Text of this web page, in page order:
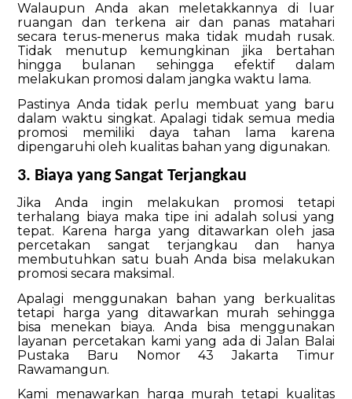
Walaupun Anda akan meletakkannya di luar
ruangan dan terkena air dan panas matahari
secara terus-menerus maka tidak mudah rusak.
Tidak menutup kemungkinan jika bertahan
hingga bulanan sehingga efektif dalam
melakukan promosi dalam jangka waktu lama.
Pastinya Anda tidak perlu membuat yang baru
dalam waktu singkat. Apalagi tidak semua media
promosi memiliki daya tahan lama karena
dipengaruhi oleh kualitas bahan yang digunakan.
3. Biaya yang Sangat Terjangkau
Jika Anda ingin melakukan promosi tetapi
terhalang biaya maka tipe ini adalah solusi yang
tepat. Karena harga yang ditawarkan oleh jasa
percetakan sangat terjangkau dan hanya
membutuhkan satu buah Anda bisa melakukan
promosi secara maksimal.
Apalagi menggunakan bahan yang berkualitas
tetapi harga yang ditawarkan murah sehingga
bisa menekan biaya. Anda bisa menggunakan
layanan percetakan kami yang ada di Jalan Balai
Pustaka Baru Nomor 43 Jakarta Timur
Rawamangun.
Kami menawarkan harga murah tetapi kualitas